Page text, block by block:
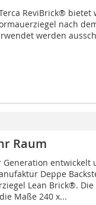
ReviBrick®
nach
werden
Raum
Generation entwickelt
Deppe
Lean Brick®.
Maße 240 x...